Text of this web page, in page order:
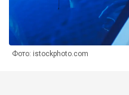
Фото: istockphoto.com